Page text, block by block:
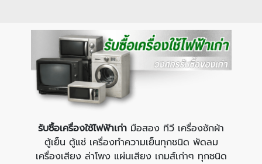
รับซื้อเครื่องใช้ไฟฟ้าเก่า มือสอง ทีวี เครื่องซักผ้า
ตู้เย็น ตู้แช่ เครื่องทําความเย็นทุกชนิด พัดลม
เครื่องเสียง ล่าโพง แผ่นเสียง เกมส์เก่าๆ ทุกชนิด